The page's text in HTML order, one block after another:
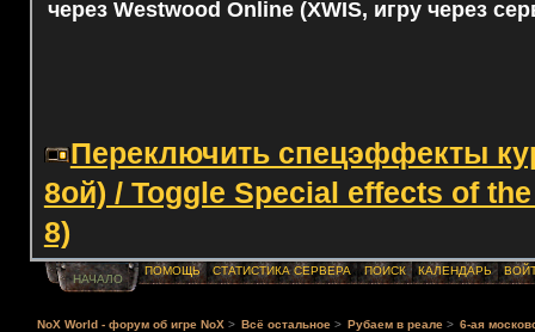
через Westwood Online (XWIS, игру через
Переключить спецэффекты
8ой) / Toggle Special effects of
8)
НАЧАЛО
ПОМОЩЬ СТАТИСТИКА СЕРВЕРА ПОИСК КАЛЕНДАРЬ
NoX World - форум об игре NoX > Всё остальное > Рубаем в реале > 6-ая